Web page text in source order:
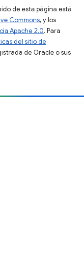
de esta página está
Commons, y los
Apache 2.0. Para
del sitio de
de Oracle o sus